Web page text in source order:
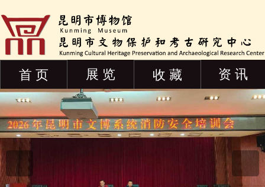
首 页 展 览 收 藏 资 讯